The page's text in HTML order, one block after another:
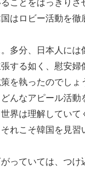
ことをはっきりさ
はロビー活動を
多分、日本人には
する如く、慰安婦
を執ったのでし
んなアピール活動
界は理解していて
れこそ韓国を見
っていては、つ